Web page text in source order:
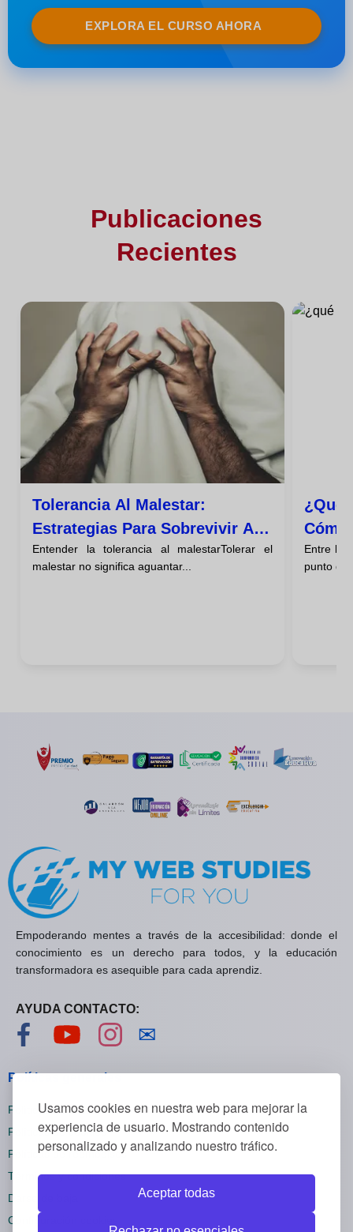
Usamos cookies en nuestra web para mejorar la
experiencia de usuario. Mostrando contenido
personalizado y analizando nuestro tráfico.
Aceptar todas
EXPLORA EL CURSO AHORA
Publicaciones
Recientes
Tolerancia Al Malestar:
Estrategias Para Sobrevivir A
Una Crisis Emocional Sin
Empeorarla
Entender la tolerancia al malestarTolerar el
malestar no significa aguantar...
¿qué
Entre
Entre lo
punto de
Empoderando mentes a través de la accesibilidad: donde el
conocimiento es un derecho para todos, y la educación
transformadora es asequible para cada aprendiz.
AYUDA CONTACTO:
Visítanos en Facebook
Visítanos en YouTube
Visítanos en Instagram
✉
Políticas generales
Políticas de privacidad
Políticas de cookies
Políticas de reembolsos
Términos y condiciones
Darse de baja
Configuración cookies